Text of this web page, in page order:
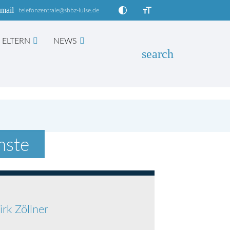
telefonzentrale@sbbz-luise.de
ELTERN NEWS
search
Zöllner